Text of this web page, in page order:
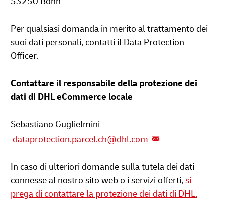
Per qualsiasi domanda in merito al trattamento dei
suoi dati personali, contatti il Data Protection
Officer.
Contattare il responsabile della protezione dei
dati di DHL eCommerce locale
Sebastiano Guglielmini
dataprotection.parcel.ch@dhl.com
In caso di ulteriori domande sulla tutela dei dati
connesse al nostro sito web o i servizi offerti, si
prega di contattare la protezione dei dati di DHL.